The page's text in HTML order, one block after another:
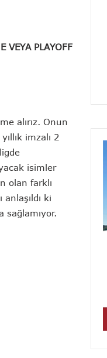
VEYA PLAYOFF
alırız. Onun
imzalı 2
isimler
olan farklı
ki
sağlamıyor.